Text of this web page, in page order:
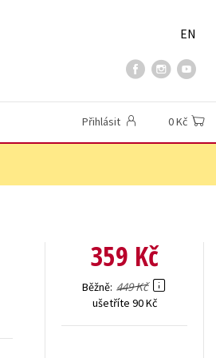
EN
Přihlásit 0 Kč
359 Kč
Běžně 449 Kč
ušetříte 90 Kč